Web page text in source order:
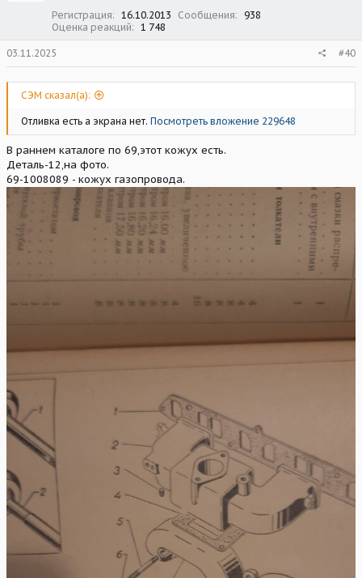
Регистрация 16.10.2013 Сообщения
938
Оценка реакций
1 748
03.11.2025 #40
СЭМ сказал(а):
Отливка есть а экрана нет. Посмотреть вложение 229648
В раннем каталоге по 69,этот кожух есть.
Деталь-12,на фото.
69-1008089 - кожух газопровода.